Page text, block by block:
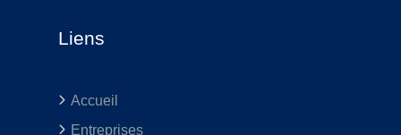
Liens
Accueil
Entreprises